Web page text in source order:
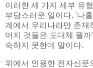
이러한 세 가지 세부 유
부담스러운 일이다. '나
계에서 우리나라만 존재
머지 것들은 도대체 뭘
숙하지 못한데 말이다.
위에서 인용한 전자신문